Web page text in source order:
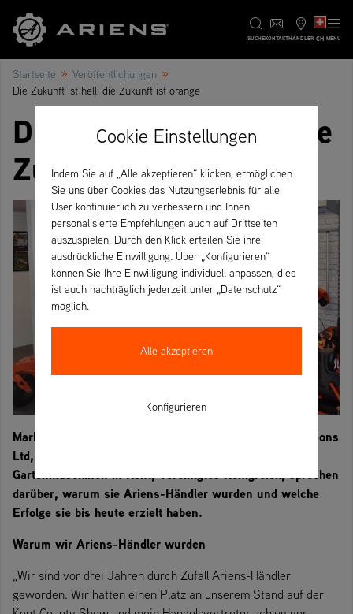
SUCHEKONTAKTHÄNDLER CH MENÜ
Startseite » Veröffentlichungen »
Die Zukunft ist hell, die Zukunft ist orange
Die Zukunft ist hell, die
Zukunft ist orange
Mark und Amanda Brown, Inhaber von M&A Brown & Sons
Ltd, einem Spezialisten für Bodenpflege- und
Gartenmaschinen in Kent, Vereinigtes Königreich, sprechen
darüber, warum sie Ariens-Händler wurden und welche
Erfolge sie bis heute erzielt haben.
Warum wir Ariens-Händler wurden
„Wir sind vor drei Jahren durch Zufall Ariens-Händler
geworden. Wir hatten einen Platz an unserem Stand auf der
Cookie Einstellungen
Indem Sie auf „Alle akzeptieren“ klicken, ermöglichen
Sie uns über Cookies das Nutzungserlebnis für alle
User kontinuierlich zu verbessern und Ihnen
personalisierte Empfehlungen auch auf Drittseiten
auszuspielen. Durch den Klick erteilen Sie ihre
ausdrückliche Einwilligung. Über „Konfigurieren“
können Sie Ihre Einwilligung individuell anpassen, dies
ist auch nachträglich jederzeit unter „Datenschutz“
möglich.
Alle akzeptieren
Konfigurieren